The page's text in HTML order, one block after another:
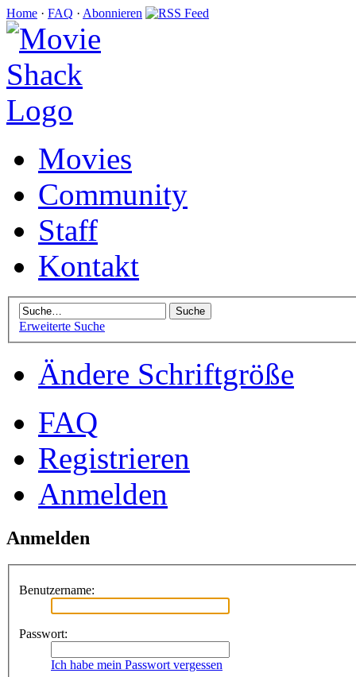
Home · FAQ · Abonnieren
Movies
Community
Staff
Kontakt
Erweiterte Suche
Ändere Schriftgröße
FAQ
Registrieren
Anmelden
Anmelden
Benutzername:
Passwort:
Ich habe mein Passwort vergessen